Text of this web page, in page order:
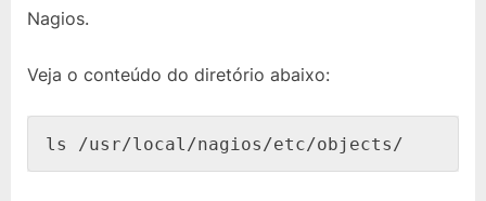
Nagios.
Veja o conteúdo do diretório abaixo:
ls /usr/local/nagios/etc/objects/